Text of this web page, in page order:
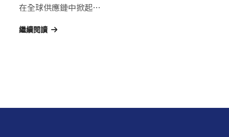
在全球供應鏈中掀起…
繼續閱讀